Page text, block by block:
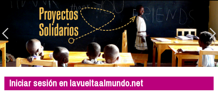
Quienes somos
El proyecto
Blog
Viaja con nosotros
Camino solidario
Libros
Iniciar sesión en lavueltaalmundo.net